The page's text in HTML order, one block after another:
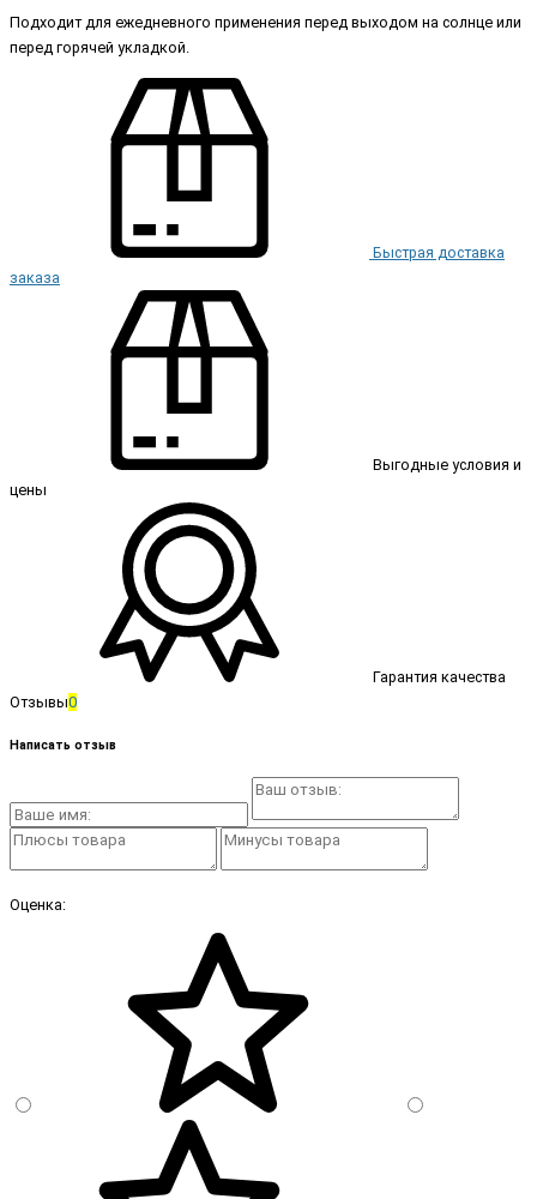
Подходит для ежедневного применения перед выходом на солнце или
перед горячей укладкой.
Быстрая доставка
заказа
Выгодные условия и
цены
Гарантия качества
Отзывы0
Написать отзыв
Оценка: